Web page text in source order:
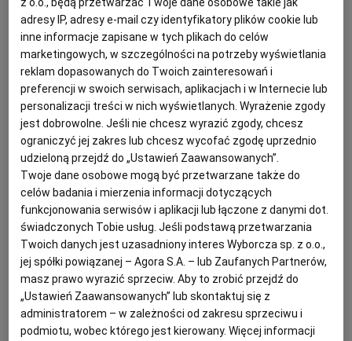
DOMOWE PRZETWORY
SOST, DIPY I INNE DODATKI
KUCHNIA MEKSYKAŃSKA
KUCHNIA INDYJSKA
KUCHNIA HISZPAŃSKA
KUCHNIA NIEMIECKA
GLIWICE
GORZÓW WIELKOPOLSKI
KALISZ
KATOWICE
KIELCE
KOSZALIN
KRAKÓW
WYBORCZA TV I VOD
TYLKO ZDROWIE
KSIĄŻKI. MAGAZYN DO CZYTANIA
NASZA EUROPA
SŁÓWKA. MAGAZYN O JĘZYKU
BIQDATA
JUTRONAUCI
ARCHIWUM
INNE SERWISY
GAZETA.PL
TOK FM
SPORT.PL
Aurelia Grzywacz, dietetyk
Zdrowa dieta z "Kuchnią". Jadłospis
lipiec, tydzień 2.
DANIA SEZONOWE JADŁOSPIS
POMYSŁ NA OBIAD
ZDROWE ODŻYWIANIE
Aurelia Grzywacz, dietetyk
Zdrowa dieta z "Kuchnią". Jadłospis
lipiec, tydzień 1.
DANIA SEZONOWE
POMYSŁ NA OBIAD
ZDROWE ODŻYWIANIE
adresy IP, adresy e-mail czy identyfikatory plików cookie lub
inne informacje zapisane w tych plikach do celów
marketingowych, w szczególności na potrzeby wyświetlania
reklam dopasowanych do Twoich zainteresowań i
preferencji w swoich serwisach, aplikacjach i w Internecie lub
personalizacji treści w nich wyświetlanych. Wyrażenie zgody
jest dobrowolne. Jeśli nie chcesz wyrazić zgody, chcesz
ograniczyć jej zakres lub chcesz wycofać zgodę uprzednio
udzieloną przejdź do „Ustawień Zaawansowanych”.
Twoje dane osobowe mogą być przetwarzane także do
celów badania i mierzenia informacji dotyczących
funkcjonowania serwisów i aplikacji lub łączone z danymi dot.
świadczonych Tobie usług. Jeśli podstawą przetwarzania
Twoich danych jest uzasadniony interes Wyborcza sp. z o.o.,
jej spółki powiązanej – Agora S.A. – lub Zaufanych Partnerów,
masz prawo wyrazić sprzeciw. Aby to zrobić przejdź do
„Ustawień Zaawansowanych” lub skontaktuj się z
administratorem – w zależności od zakresu sprzeciwu i
podmiotu, wobec którego jest kierowany. Więcej informacji